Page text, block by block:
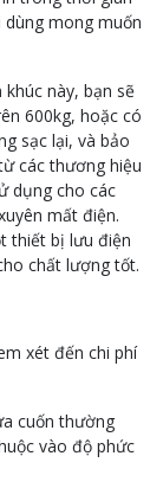
mong muốn
khúc này, bạn sẽ
600kg, hoặc có
sạc lại, và bảo
các thương hiệu
dụng cho các
mất điện.
thiết bị lưu điện
chất lượng tốt.
xét đến chi phí
cuốn thường
vào độ phức